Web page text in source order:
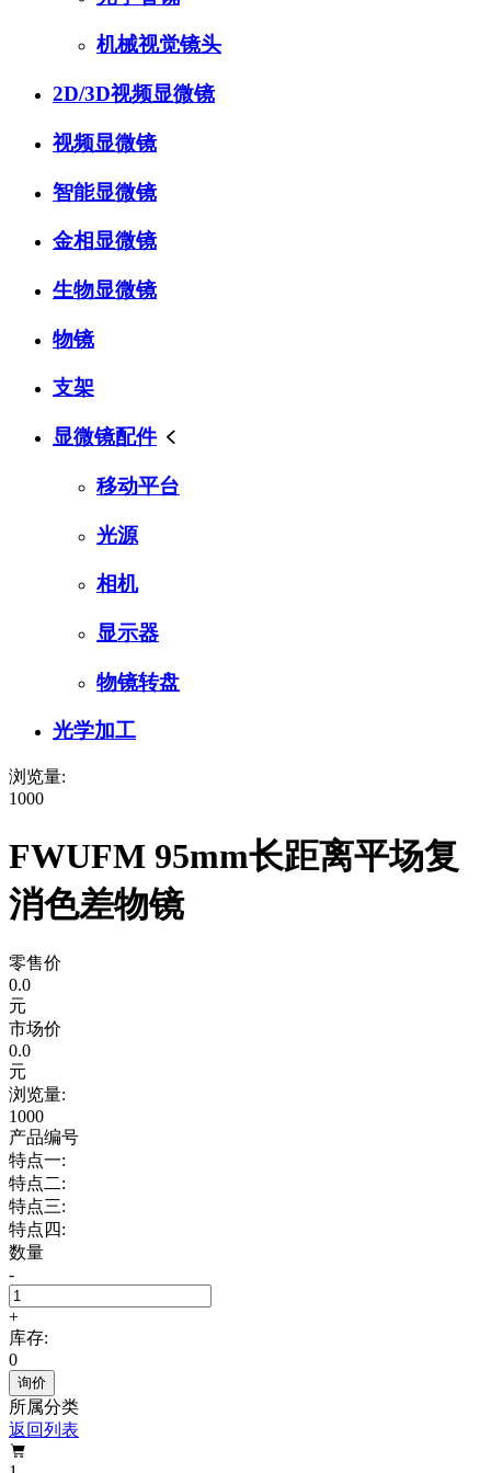
机械视觉镜头
2D/3D视频显微镜
视频显微镜
智能显微镜
金相显微镜
生物显微镜
物镜
支架
显微镜配件 
移动平台
光源
相机
显示器
物镜转盘
光学加工
浏览量:
1000
FWUFM 95mm长距离平场复
消色差物镜
零售价
0.0
元
市场价
0.0
元
浏览量:
1000
产品编号
特点一:
特点二:
特点三:
特点四:
数量
-
+
库存:
0
询价
所属分类
返回列表
